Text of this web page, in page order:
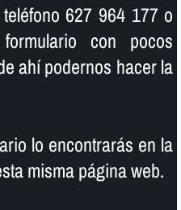
627 964 177 o
con pocos
ahí­ podernos hacer la
lo encontrarás en la
misma página web.